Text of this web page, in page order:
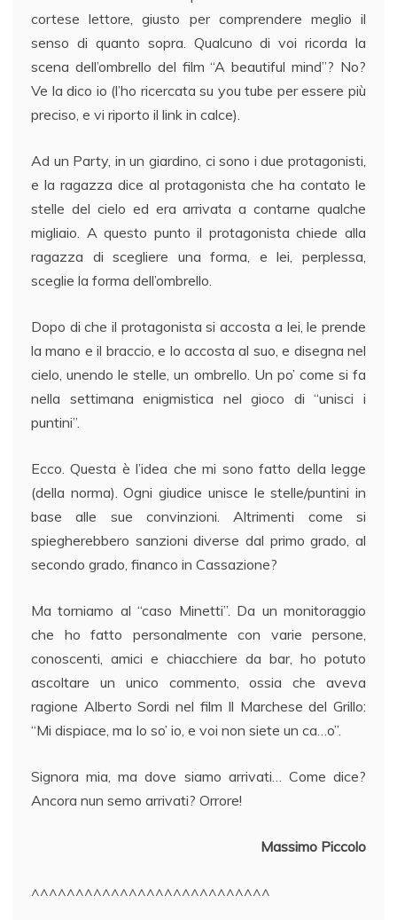
cortese lettore, giusto per comprendere meglio il
senso di quanto sopra. Qualcuno di voi ricorda la
scena dell’ombrello del film “A beautiful mind”? No?
Ve la dico io (l’ho ricercata su you tube per essere più
preciso, e vi riporto il link in calce).
Ad un Party, in un giardino, ci sono i due protagonisti,
e la ragazza dice al protagonista che ha contato le
stelle del cielo ed era arrivata a contarne qualche
migliaio. A questo punto il protagonista chiede alla
ragazza di scegliere una forma, e lei, perplessa,
sceglie la forma dell’ombrello.
Dopo di che il protagonista si accosta a lei, le prende
la mano e il braccio, e lo accosta al suo, e disegna nel
cielo, unendo le stelle, un ombrello. Un po’ come si fa
nella settimana enigmistica nel gioco di “unisci i
puntini”.
Ecco. Questa è l’idea che mi sono fatto della legge
(della norma). Ogni giudice unisce le stelle/puntini in
base alle sue convinzioni. Altrimenti come si
spiegherebbero sanzioni diverse dal primo grado, al
secondo grado, financo in Cassazione?
Ma torniamo al “caso Minetti”. Da un monitoraggio
che ho fatto personalmente con varie persone,
conoscenti, amici e chiacchiere da bar, ho potuto
ascoltare un unico commento, ossia che aveva
ragione Alberto Sordi nel film Il Marchese del Grillo:
“Mi dispiace, ma Io so’ io, e voi non siete un ca…o”.
Signora mia, ma dove siamo arrivati… Come dice?
Ancora nun semo arrivati? Orrore!
Massimo Piccolo
^^^^^^^^^^^^^^^^^^^^^^^^^^^